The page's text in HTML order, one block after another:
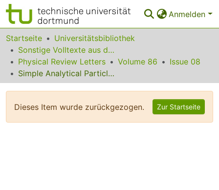
Anmelden
Bereiche & Sammlungen
Das gesamte Repositorium
Statistiken
Startseite
Universitätsbibliothek
Sonstige Volltexte aus dem Bibliotheksangebot
Physical Review Letters
Volume 86
Issue 08
Simple Analytical Particle and Kinetic Energy Densities for a Dilute Fermionic Gas in a d-Dimensional Harmonic Trap
Dieses Item wurde zurückgezogen. Zur Startseite